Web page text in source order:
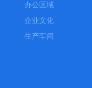
办公区域
企业文化
生产车间